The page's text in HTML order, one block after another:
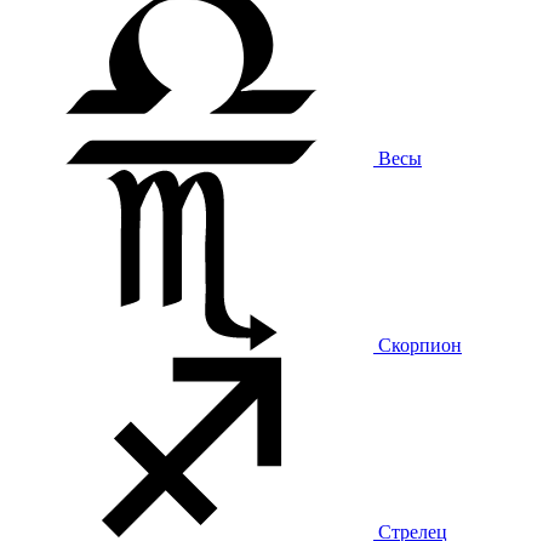
Весы
Скорпион
Стрелец